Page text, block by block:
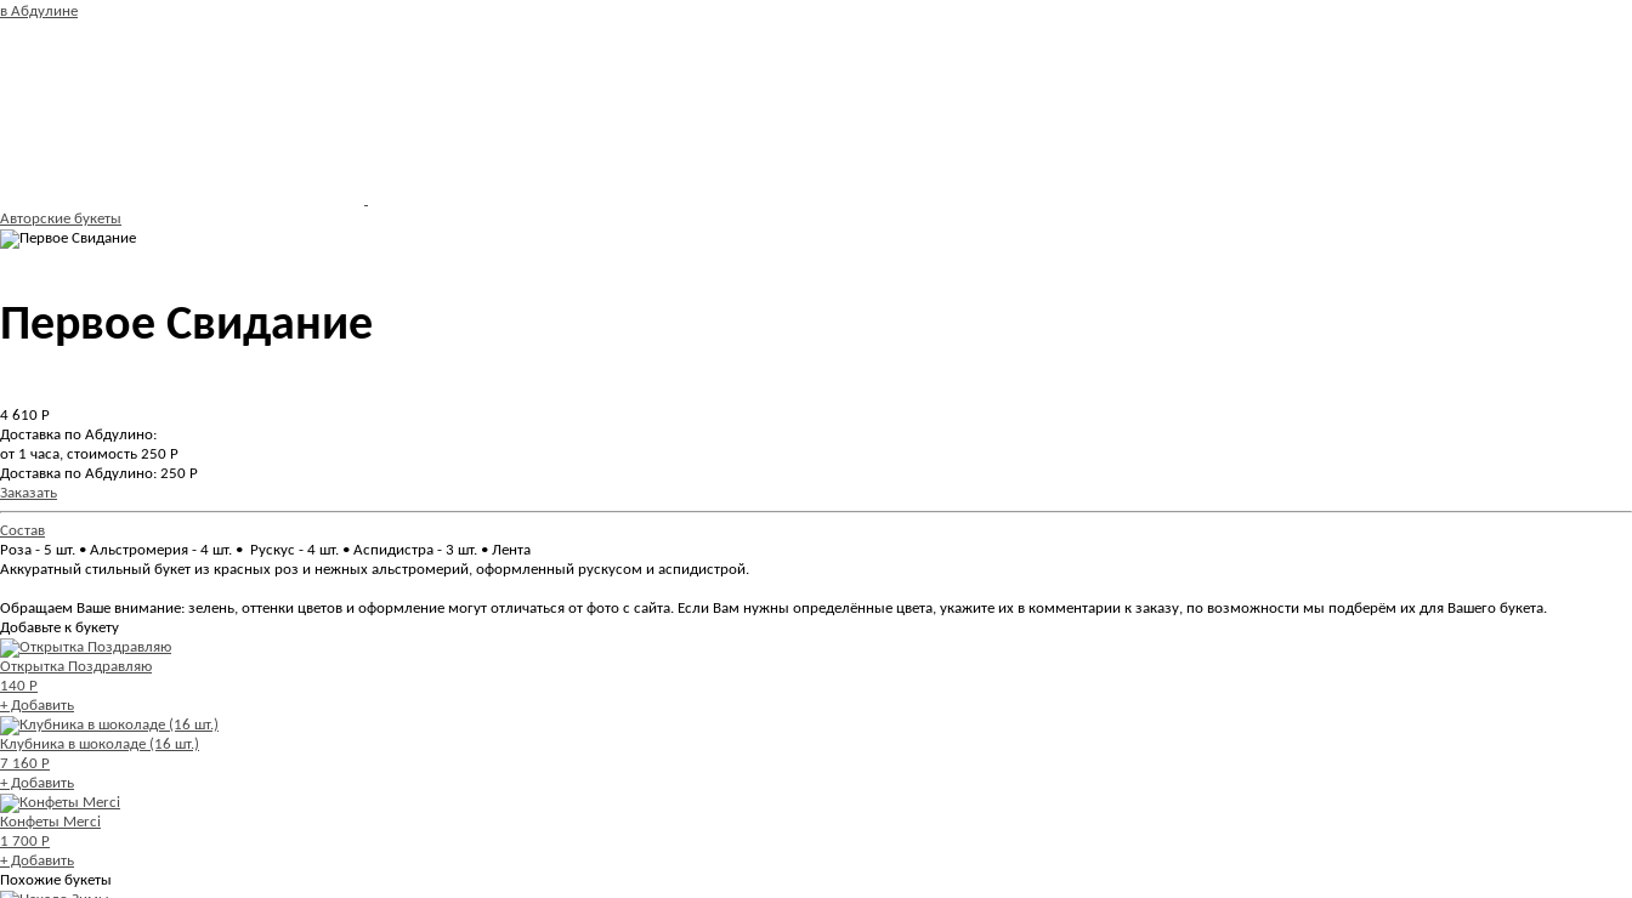
в Абдулине
Авторские букеты
Первое Свидание
4 610 Р
Доставка по Абдулино:
от 1 часа, стоимость 250 Р
Доставка по Абдулино: 250 Р
Заказать
Состав
Роза - 5 шт. • Альстромерия - 4 шт. • Рускус - 4 шт. • Аспидистра - 3 шт. • Лента
Аккуратный стильный букет из красных роз и нежных альстромерий, оформленный рускусом и аспидистрой.
Обращаем Ваше внимание: зелень, оттенки цветов и оформление могут отличаться от фото с сайта. Если Вам нужны определённые цвета, укажите их в комментарии к заказу, по возможности мы подберём их для Вашего букета.
Добавьте к букету
Открытка Поздравляю
140 Р
+ Добавить
Клубника в шоколаде (16 шт.)
7 160 Р
+ Добавить
Конфеты Merci
1 700 Р
+ Добавить
Похожие букеты